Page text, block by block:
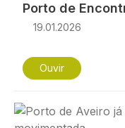
Porto de
19.01.2026
Ouvir
Imagem